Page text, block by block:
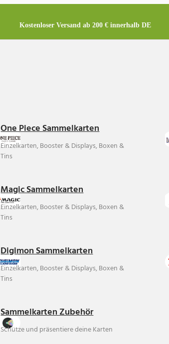
Kostenloser Versand ab 200 € innerhalb DE
One Piece Sammelkarten
Einzelkarten, Booster & Displays, Boxen &
Tins
Magic Sammelkarten
Einzelkarten, Booster & Displays, Boxen &
Tins
Digimon Sammelkarten
Einzelkarten, Booster & Displays, Boxen &
Tins
Sammelkarten Zubehör
Schütze und präsentiere deine Karten